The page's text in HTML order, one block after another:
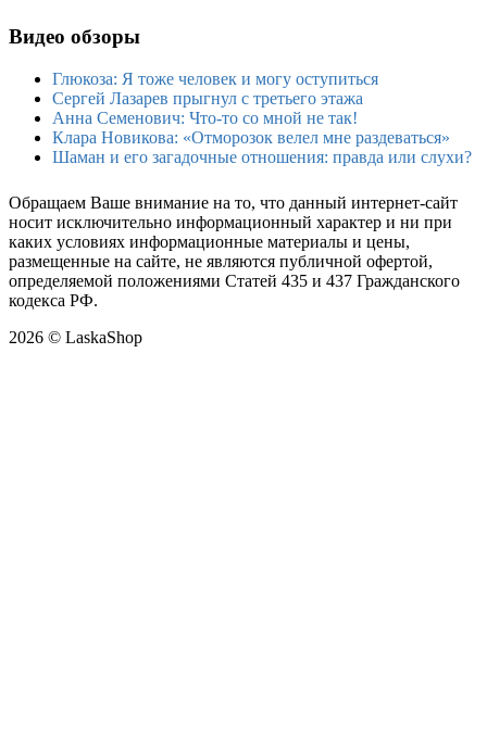
Видео обзоры
Глюкоза: Я тоже человек и могу оступиться
Сергей Лазарев прыгнул с третьего этажа
Анна Семенович: Что-то со мной не так!
Клара Новикова: «Отморозок велел мне раздеваться»
Шаман и его загадочные отношения: правда или слухи?
Обращаем Ваше внимание на то, что данный интернет-сайт
носит исключительно информационный характер и ни при
каких условиях информационные материалы и цены,
размещенные на сайте, не являются публичной офертой,
определяемой положениями Статей 435 и 437 Гражданского
кодекса РФ.
2026 © LaskaShop